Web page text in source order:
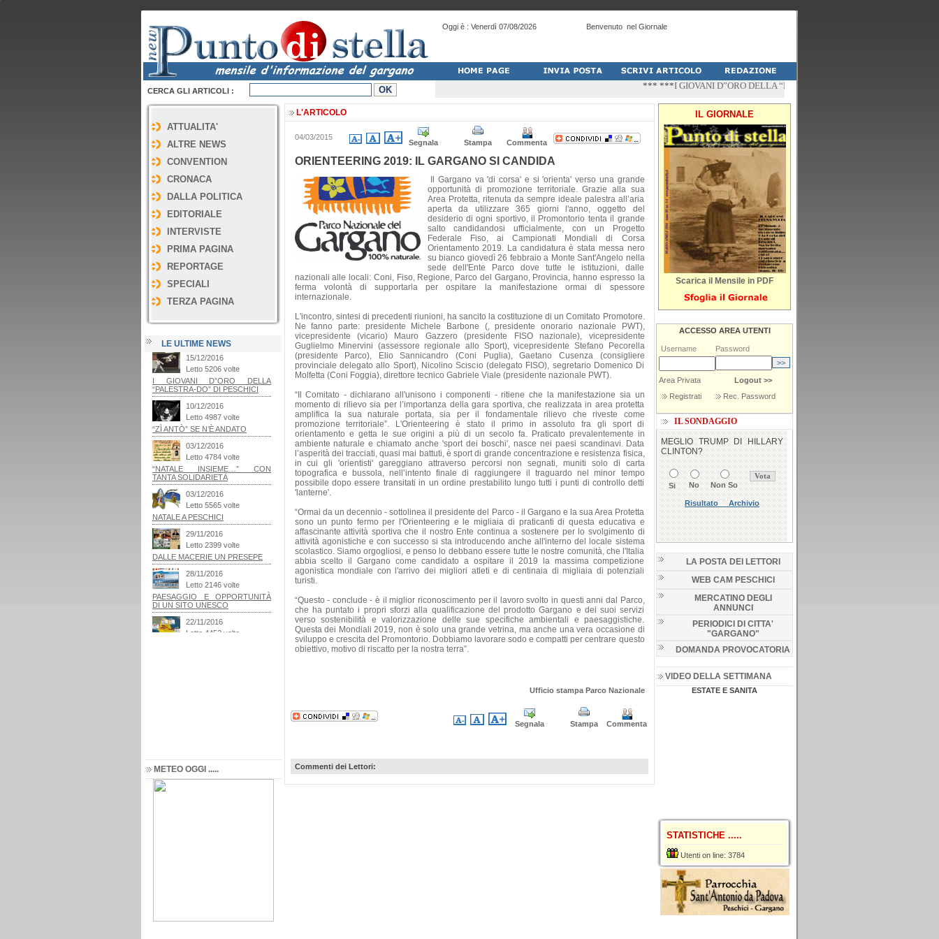
Oggi è : Venerdì 07/08/2026 Benvenuto nel Giornale
CERCA GLI ARTICOLI : *** ***I GIOVANI D”ORO DELLA “PALESTRA-DO” DI PESCHICI
ATTUALITA'
ALTRE NEWS
CONVENTION
CRONACA
DALLA POLITICA
EDITORIALE
INTERVISTE
PRIMA PAGINA
REPORTAGE
SPECIALI
TERZA PAGINA
LE ULTIME NEWS
METEO OGGI .....
L'ARTICOLO
04/03/2015
Segnala Stampa Commenta
ORIENTEERING 2019: IL GARGANO SI CANDIDA
Il Gargano va 'di corsa' e si 'orienta' verso una grande
opportunità di promozione territoriale. Grazie alla sua
Area Protetta, ritenuta da sempre ideale palestra all’aria
aperta da utilizzare 365 giorni l'anno, oggetto del
desiderio di ogni sportivo, il Promontorio tenta il grande
salto candidandosi ufficialmente, con un Progetto
Federale Fiso, ai Campionati Mondiali di Corsa
Orientamento 2019. La candidatura è stata messa nero
su bianco giovedì 26 febbraio a Monte Sant'Angelo nella
sede dell'Ente Parco dove tutte le istituzioni, dalle
nazionali alle locali: Coni, Fiso, Regione, Parco del Gargano, Provincia, hanno espresso la
ferma volontà di supportarla per ospitare la manifestazione ormai di spessore
internazionale.
L'incontro, sintesi di precedenti riunioni, ha sancito la costituzione di un Comitato Promotore.
Ne fanno parte: presidente Michele Barbone (, presidente onorario nazionale PWT),
vicepresidente (vicario) Mauro Gazzero (presidente FISO nazionale), vicepresidente
Guglielmo Minervini (assessore regionale allo Sport), vicepresidente Stefano Pecorella
(presidente Parco), Elio Sannicandro (Coni Puglia), Gaetano Cusenza (consigliere
provinciale delegato allo Sport), Nicolino Sciscio (delegato FISO), segretario Domenico Di
Molfetta (Coni Foggia), direttore tecnico Gabriele Viale (presidente nazionale PWT).
“Il Comitato - dichiarano all'unisono i componenti - ritiene che la manifestazione sia un
momento di rilievo sia per l’importanza della gara sportiva, che realizzata in area protetta
amplifica la sua naturale portata, sia per il fondamentale rilievo che riveste come
promozione territoriale”. L'Orienteering è stato il primo in assoluto fra gli sport di
orientamento e getta le sue origini a più di un secolo fa. Praticato prevalentemente in
ambiente naturale e chiamato anche 'sport dei boschi', nasce nei paesi scandinavi. Data
l’asperità dei tracciati, quasi mai battuti, è sport di grande concentrazione e resistenza fisica,
in cui gli 'orientisti' gareggiano attraverso percorsi non segnati, muniti solo di carta
topografica e bussola, nell’intento finale di raggiungere il traguardo nel minor tempo
possibile dopo essere transitati in un ordine prestabilito lungo tutti i punti di controllo detti
'lanterne'.
“Ormai da un decennio - sottolinea il presidente del Parco - il Gargano e la sua Area Protetta
sono un punto fermo per l'Orienteering e le migliaia di praticanti di questa educativa e
affascinante attività sportiva che il nostro Ente continua a sostenere per lo svolgimento di
attività agonistiche e con successo si sta introducendo anche all'interno del locale sistema
scolastico. Siamo orgogliosi, e penso lo debbano essere tutte le nostre comunità, che l'Italia
abbia scelto il Gargano come candidato a ospitare il 2019 la massima competizione
agonistica mondiale con l'arrivo dei migliori atleti e di centinaia di migliaia di potenziali
turisti.
“Questo - conclude - è il miglior riconoscimento per il lavoro svolto in questi anni dal Parco,
che ha puntato i propri sforzi alla qualificazione del prodotto Gargano e dei suoi servizi
verso sostenibilità e valorizzazione delle sue specifiche ambientali e paesaggistiche.
Questa dei Mondiali 2019, non è solo una grande vetrina, ma anche una vera occasione di
sviluppo e crescita del Promontorio. Dobbiamo lavorare sodo e compatti per centrare questo
obiettivo, motivo di riscatto per la nostra terra”.
Ufficio stampa Parco Nazionale
Segnala Stampa Commenta
Commenti dei Lettori:
IL GIORNALE
Scarica il Mensile in PDF
ACCESSO AREA UTENTI
Username Password
Area Privata
Logout >>
Registrati
Rec. Password
IL SONDAGGIO
LA POSTA DEI LETTORI
WEB CAM PESCHICI
MERCATINO DEGLI
ANNUNCI
PERIODICI DI CITTA'
"GARGANO"
DOMANDA PROVOCATORIA
VIDEO DELLA SETTIMANA
ESTATE E SANITA
STATISTICHE .....
Utenti on line: 3784